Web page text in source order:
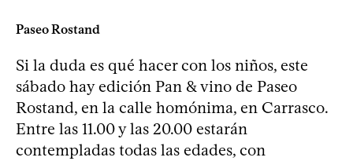
Paseo Rostand
Si la duda es qué hacer con los niños, este
sábado hay edición Pan & vino de Paseo
Rostand, en la calle homónima, en Carrasco.
Entre las 11.00 y las 20.00 estarán
contempladas todas las edades, con